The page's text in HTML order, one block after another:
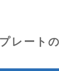
レート